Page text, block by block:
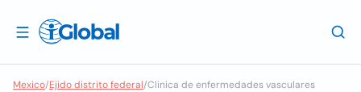
Mexico/Ejido distrito federal/Clinica de enfermedades vasculares